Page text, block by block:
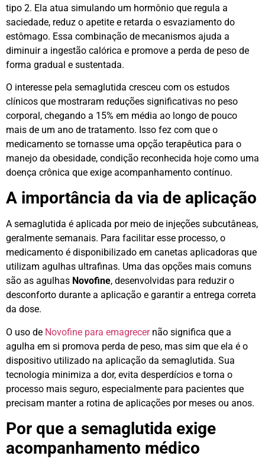
tipo 2. Ela atua simulando um hormônio que regula a
saciedade, reduz o apetite e retarda o esvaziamento do
estômago. Essa combinação de mecanismos ajuda a
diminuir a ingestão calórica e promove a perda de peso de
forma gradual e sustentada.
O interesse pela semaglutida cresceu com os estudos
clínicos que mostraram reduções significativas no peso
corporal, chegando a 15% em média ao longo de pouco
mais de um ano de tratamento. Isso fez com que o
medicamento se tornasse uma opção terapêutica para o
manejo da obesidade, condição reconhecida hoje como uma
doença crônica que exige acompanhamento contínuo.
A importância da via de aplicação
A semaglutida é aplicada por meio de injeções subcutâneas,
geralmente semanais. Para facilitar esse processo, o
medicamento é disponibilizado em canetas aplicadoras que
utilizam agulhas ultrafinas. Uma das opções mais comuns
são as agulhas Novofine, desenvolvidas para reduzir o
desconforto durante a aplicação e garantir a entrega correta
da dose.
O uso de Novofine para emagrecernão significa que a
agulha em si promova perda de peso, mas sim que ela é o
dispositivo utilizado na aplicação da semaglutida. Sua
tecnologia minimiza a dor, evita desperdícios e torna o
processo mais seguro, especialmente para pacientes que
precisam manter a rotina de aplicações por meses ou anos.
Por que a semaglutida exige
acompanhamento médico